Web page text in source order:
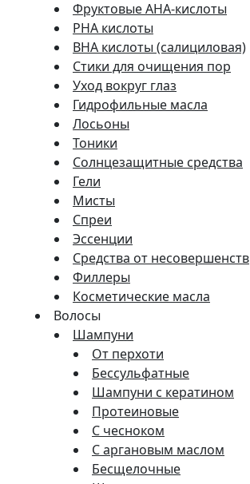
Фруктовые AHA-кислоты
PHA кислоты
BHA кислоты (салициловая)
Стики для очищения пор
Уход вокруг глаз
Гидрофильные масла
Лосьоны
Тоники
Солнцезащитные средства
Гели
Мисты
Спреи
Эссенции
Средства от несовершенств
Филлеры
Косметические масла
Волосы
Шампуни
От перхоти
Бессульфатные
Шампуни с кератином
Протеиновые
С чесноком
С аргановым маслом
Бесщелочные